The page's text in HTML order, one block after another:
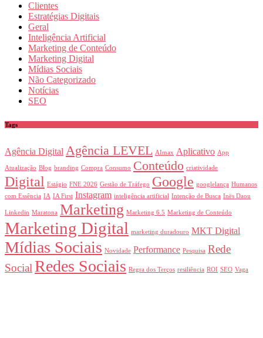
Clientes
Estratégias Digitais
Geral
Inteligência Artificial
Marketing de Conteúdo
Marketing Digital
Mídias Sociais
Não Categorizado
Notícias
SEO
Tags
Agência Digital Agência LEVEL AImax Aplicativo App
Atualização Blog branding Compra Consumo Conteúdo criatividade
Digital Estágio FNE 2026 Gestão de Tráfego Google googlelança Humanos
com Essência IA IA First Instagram inteligência artificial Intenção de Busca Inës Daou
Linkedin Maratona Marketing Marketing 6.5 Marketing de Conteúdo
Marketing Digital marketing duradouro MKT Digital
Mídias Sociais Novidade Performance Pesquisa Rede
Social Redes Sociais Regra dos Terços resiliência ROI SEO Vaga